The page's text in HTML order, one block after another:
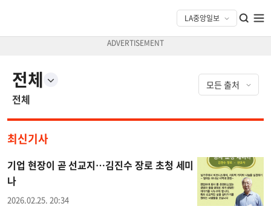
전체
전체
최신기사
기업 현장이 곧 선교지…김진수 장로 초청 세미
나
2026.02.25. 20:34